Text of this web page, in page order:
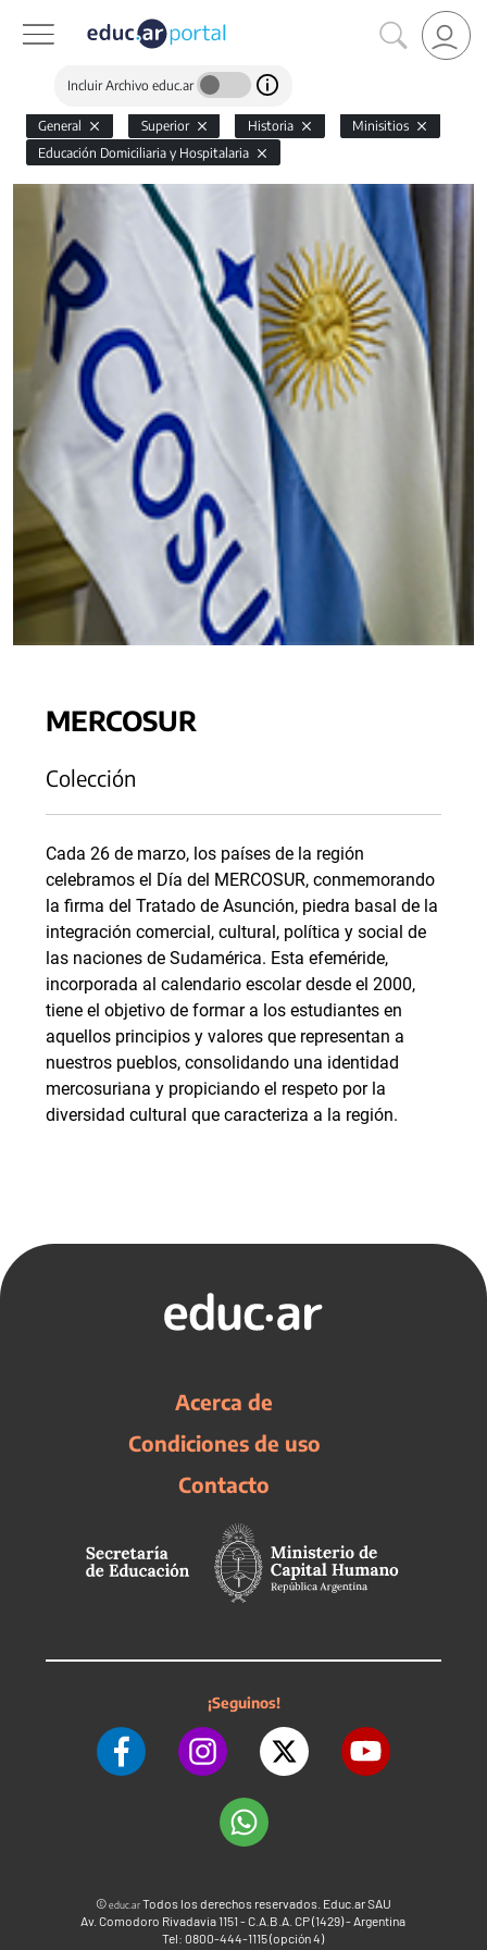
Incluir Archivo educ.ar
General Superior Historia
Minisitios
Educación Domiciliaria y Hospitalaria
MERCOSUR
Colección
Cada 26 de marzo, los países de la región
celebramos el Día del MERCOSUR, conmemorando
la firma del Tratado de Asunción, piedra basal de la
integración comercial, cultural, política y social de
las naciones de Sudamérica. Esta efeméride,
incorporada al calendario escolar desde el 2000,
tiene el objetivo de formar a los estudiantes en
aquellos principios y valores que representan a
nuestros pueblos, consolidando una identidad
mercosuriana y propiciando el respeto por la
diversidad cultural que caracteriza a la región.
Acerca de
Condiciones de uso
Contacto
¡Seguinos!
©educ.arTodos los derechos reservados. Educ.ar SAU
Av. Comodoro Rivadavia 1151 - C.A.B.A. CP (1429) - Argentina
Tel: 0800-444-1115 (opción 4)